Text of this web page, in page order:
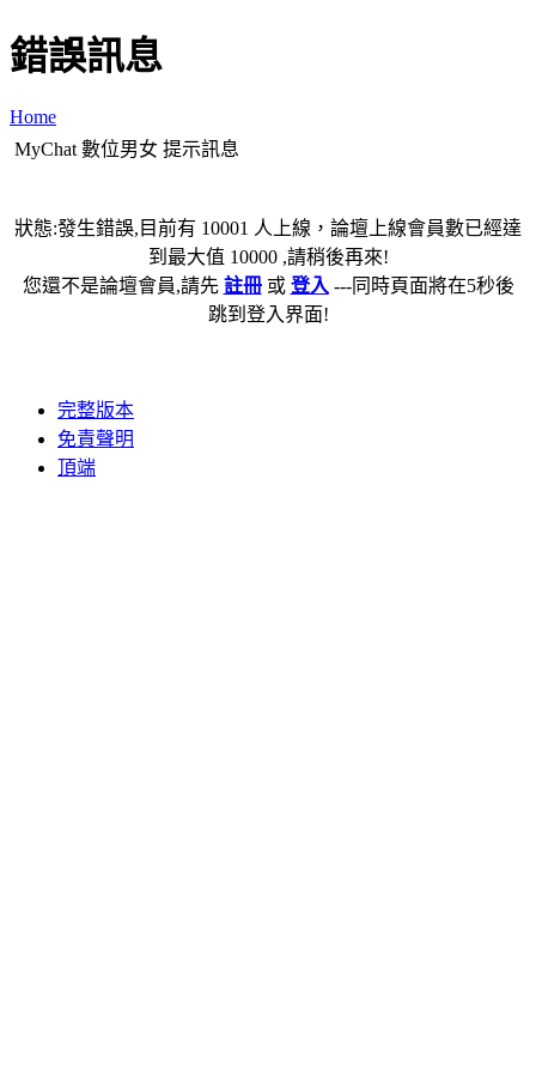
錯誤訊息
Home
MyChat 數位男女 提示訊息
狀態:發生錯誤,目前有 10001 人上線，論壇上線會員數已經達
到最大值 10000 ,請稍後再來!
您還不是論壇會員,請先 註冊或 登入 ---同時頁面將在5秒後
跳到登入界面!
完整版本
免責聲明
頂端